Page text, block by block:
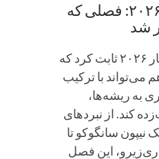
انیمه های بهار ۲۰۲۶: فصلی که
شد
لیست انیمه های بهار ۲۰۲۶ ثابت کرد که
می‌تواند با ترکیب
به ریشه‌ها،
کند. از نبردهای
نیپون سانگوکو تا
ری‌زیرو، این فصل